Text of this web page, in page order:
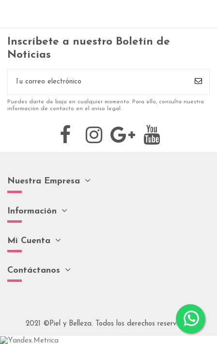
Inscríbete a nuestro Boletín de
Noticias
Puedes darte de baja en cualquier momento. Para ello, consulta nuestra
información de contacto en el aviso legal.
Nuestra Empresa
Información
Mi Cuenta
Contáctanos
2021 ©Piel y Belleza. Todos los derechos reservados